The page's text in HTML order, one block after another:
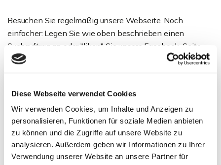
Diese Webseite verwendet Cookies
Wir verwenden Cookies, um Inhalte und Anzeigen zu
personalisieren, Funktionen für soziale Medien anbieten
zu können und die Zugriffe auf unsere Website zu
analysieren. Außerdem geben wir Informationen zu Ihrer
Verwendung unserer Website an unsere Partner für
Besuchen Sie regelmäßig unsere Webseite. Noch
einfacher: Legen Sie wie oben beschrieben einen
Suchauftrag an oder "liken" Sie unsere Facebook-Seite.
Dann werden Sie automatisch über neue
Immobilienangebote informiert.
Ansprechpartner